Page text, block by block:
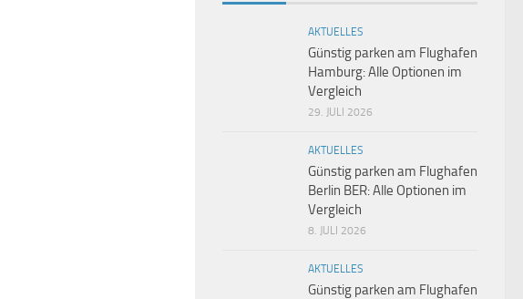
AKTUELLES
Günstig parken am Flughafen
Hamburg: Alle Optionen im
Vergleich
29. JULI 2026
AKTUELLES
Günstig parken am Flughafen
Berlin BER: Alle Optionen im
Vergleich
8. JULI 2026
AKTUELLES
Günstig parken am Flughafen